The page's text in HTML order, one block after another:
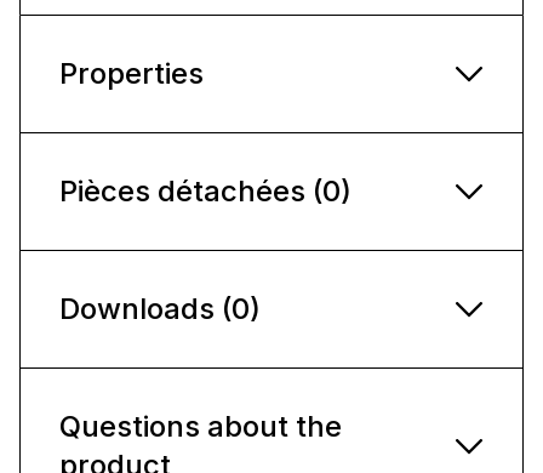
Properties
Pièces détachées (0)
Downloads (0)
Questions about the
product